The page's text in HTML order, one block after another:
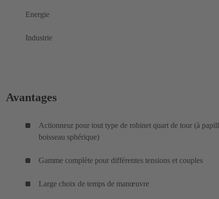
Energie
Industrie
Avantages
Actionneur pour tout type de robinet quart de tour (à
boisseau sphérique)
Gamme complète pour différentes tensions et couples
Large choix de temps de manœuvre